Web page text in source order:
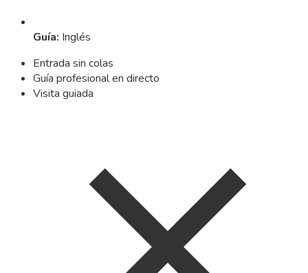
Guía: Inglés
Entrada sin colas
Guía profesional en directo
Visita guiada